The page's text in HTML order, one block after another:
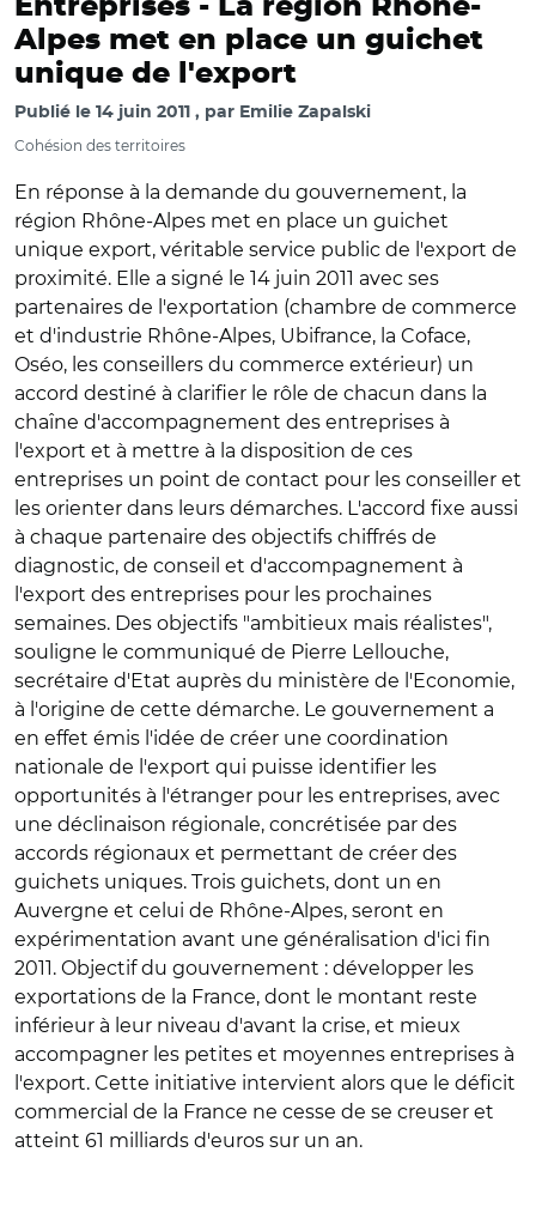
Entreprises - La région Rhône-
Alpes met en place un guichet
unique de l'export
Publié le 14 juin 2011 par Emilie Zapalski
Cohésion des territoires
En réponse à la demande du gouvernement, la
région Rhône-Alpes met en place un guichet
unique export, véritable service public de l'export de
proximité. Elle a signé le 14 juin 2011 avec ses
partenaires de l'exportation (chambre de commerce
et d'industrie Rhône-Alpes, Ubifrance, la Coface,
Oséo, les conseillers du commerce extérieur) un
accord destiné à clarifier le rôle de chacun dans la
chaîne d'accompagnement des entreprises à
l'export et à mettre à la disposition de ces
entreprises un point de contact pour les conseiller et
les orienter dans leurs démarches. L'accord fixe aussi
à chaque partenaire des objectifs chiffrés de
diagnostic, de conseil et d'accompagnement à
l'export des entreprises pour les prochaines
semaines. Des objectifs "ambitieux mais réalistes",
souligne le communiqué de Pierre Lellouche,
secrétaire d'Etat auprès du ministère de l'Economie,
à l'origine de cette démarche. Le gouvernement a
en effet émis l'idée de créer une coordination
nationale de l'export qui puisse identifier les
opportunités à l'étranger pour les entreprises, avec
une déclinaison régionale, concrétisée par des
accords régionaux et permettant de créer des
guichets uniques. Trois guichets, dont un en
Auvergne et celui de Rhône-Alpes, seront en
expérimentation avant une généralisation d'ici fin
2011. Objectif du gouvernement : développer les
exportations de la France, dont le montant reste
inférieur à leur niveau d'avant la crise, et mieux
accompagner les petites et moyennes entreprises à
l'export. Cette initiative intervient alors que le déficit
commercial de la France ne cesse de se creuser et
atteint 61 milliards d'euros sur un an.